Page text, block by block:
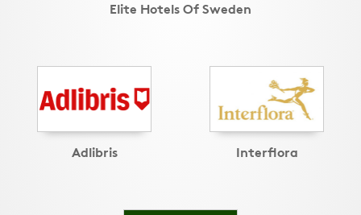
Elite Hotels Of Sweden
Adlibris Interflora